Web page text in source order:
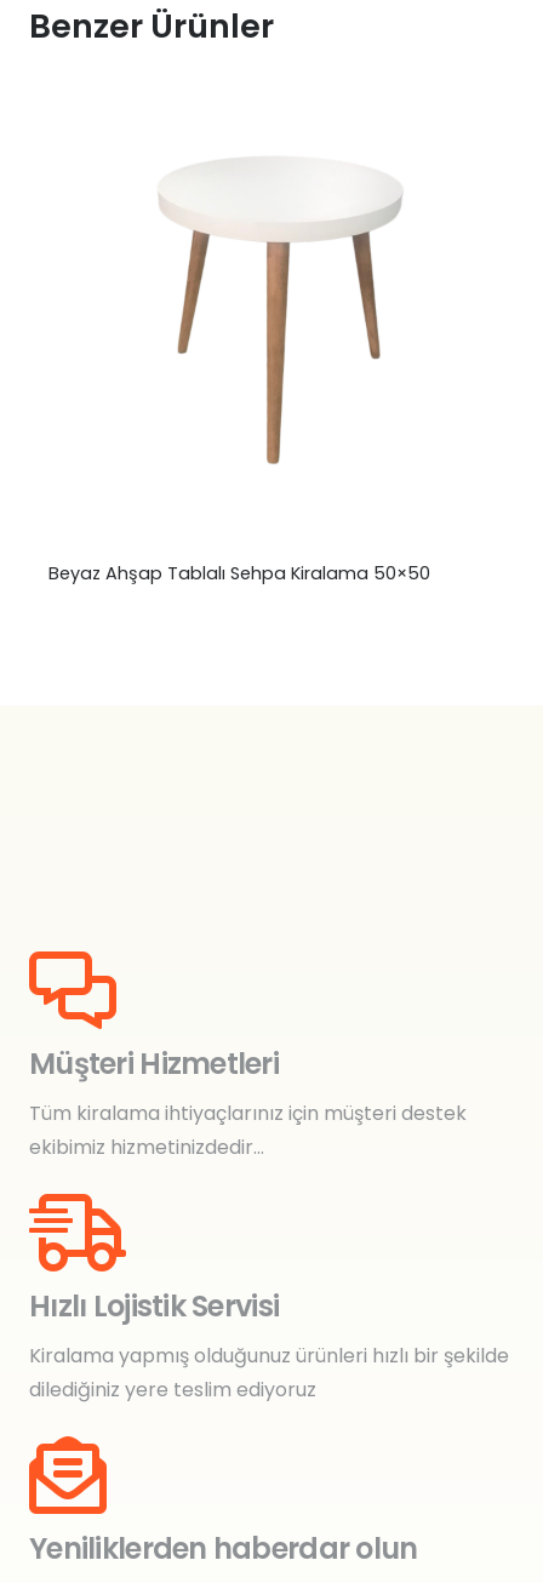
Benzer Ürünler
Beyaz Ahşap Tablalı Sehpa Kiralama 50×50
Müşteri Hizmetleri
Tüm kiralama ihtiyaçlarınız için müşteri destek
ekibimiz hizmetinizdedir…
Hızlı Lojistik Servisi
Kiralama yapmış olduğunuz ürünleri hızlı bir şekilde
dilediğiniz yere teslim ediyoruz
Yeniliklerden haberdar olun